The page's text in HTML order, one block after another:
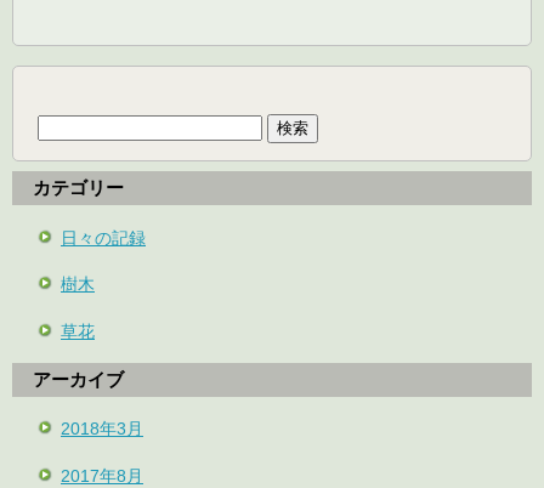
カテゴリー
日々の記録
樹木
草花
アーカイブ
2018年3月
2017年8月